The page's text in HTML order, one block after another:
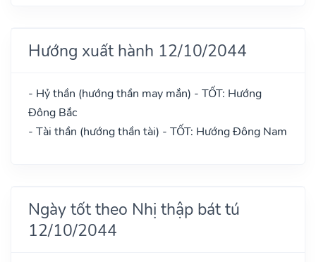
Hướng xuất hành 12/10/2044
- Hỷ thần (hướng thần may mắn) - TỐT: Hướng
Đông Bắc
- Tài thần (hướng thần tài) - TỐT: Hướng Đông Nam
Ngày tốt theo Nhị thập bát tú
12/10/2044